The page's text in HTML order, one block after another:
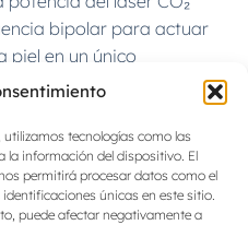
utilizamos tecnologías como las
la información del dispositivo. El
permitirá procesar datos como el
únicas en este sitio.
puede afectar negativamente a